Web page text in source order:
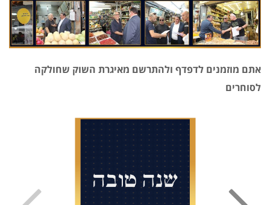
אתם מוזמנים לדפדף ולהתרשם מאיגרת השוק שחולקה
לסוחרים